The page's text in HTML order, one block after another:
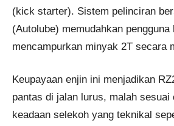
(kick starter). Sistem pelinciran
(Autolube) memudahkan
mencampurkan minyak 2T secara
Keupayaan enjin ini menjadikan
pantas di jalan lurus, malah sesuai
keadaan selekoh yang teknikal